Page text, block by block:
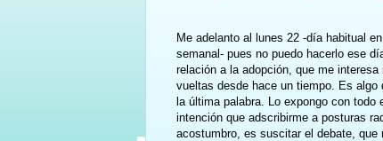
Me adelanto al lunes 22 -día habitual
semanal- pues no puedo hacerlo ese
relación a la adopción, que me
vueltas desde hace un tiempo. Es algo
la última palabra. Lo expongo con todo
intención que adscribirme a posturas
acostumbro, es suscitar el debate, que